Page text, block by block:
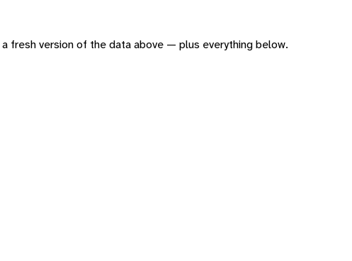
fresh version of the data above — plus everything below.